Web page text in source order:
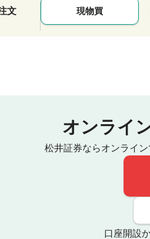
文 現物買
オンライ
松井証券ならオンライン
口座開設